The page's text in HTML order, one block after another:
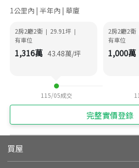
1公里內 | 半年內 | 華廈
2房2廳2衛 | 29.91坪 |
有車位
1,316萬 43.48萬/坪
115/05成交
2房2廳2衛
有車位
1,000萬
完整實價登錄
買屋